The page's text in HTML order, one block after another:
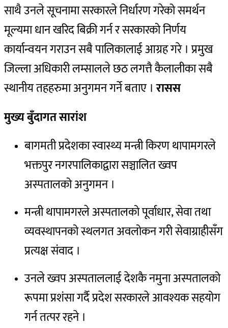
साथै उनले सूचनामा सरकारले निर्धारण गरेको समर्थन
मूल्यमा धान खरिद बिक्री गर्न र सरकारको निर्णय
कार्यान्वयन गराउन सबै पालिकालाई आग्रह गरे । प्रमुख
जिल्ला अधिकारी लम्सालले छठ लगत्तै कैलालीका सबै
स्थानीय तहहरुमा अनुगमन गर्ने बताए ।रासस
मुख्य बुँदागत सारांश
बागमती प्रदेशका स्वास्थ्य मन्त्री किरण थापामगरले
भक्तपुर नगरपालिकाद्वारा सञ्चालित ख्वप
अस्पतालको अनुगमन ।
मन्त्री थापामगरले अस्पतालको पूर्वाधार, सेवा तथा
व्यवस्थापनको स्थलगत अवलोकन गरी सेवाग्राहीसँग
प्रत्यक्ष संवाद ।
उनले ख्वप अस्पताललाई देशकै नमुना अस्पतालको
रूपमा प्रशंसा गर्दै प्रदेश सरकारले आवश्यक सहयोग
गर्न तत्पर रहने ।